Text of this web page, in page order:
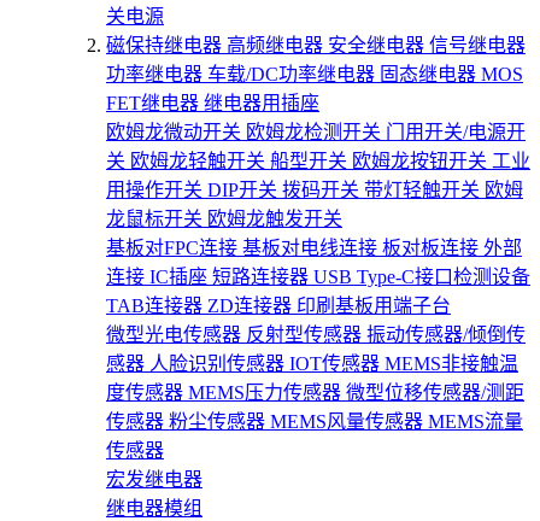
关电源
磁保持继电器 高频继电器 安全继电器 信号继电器
功率继电器 车载/DC功率继电器 固态继电器 MOS
FET继电器 继电器用插座
欧姆龙微动开关 欧姆龙检测开关 门用开关/电源开
关 欧姆龙轻触开关 船型开关 欧姆龙按钮开关 工业
用操作开关 DIP开关 拨码开关 带灯轻触开关 欧姆
龙鼠标开关 欧姆龙触发开关
基板对FPC连接 基板对电线连接 板对板连接 外部
连接 IC插座 短路连接器 USB Type-C接口检测设备
TAB连接器 ZD连接器 印刷基板用端子台
微型光电传感器 反射型传感器 振动传感器/倾倒传
感器 人脸识别传感器 IOT传感器 MEMS非接触温
度传感器 MEMS压力传感器 微型位移传感器/测距
传感器 粉尘传感器 MEMS风量传感器 MEMS流量
传感器
宏发继电器
继电器模组